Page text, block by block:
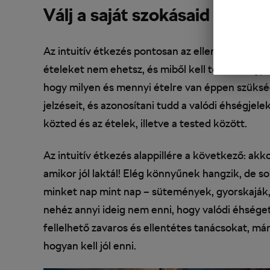
Válj a saját szokásaid
Az intuitív étkezés pontosan az ellentétje a
ételeket nem ehetsz, és miből kell többet
hogy milyen és mennyi ételre van éppen
jelzéseit, és azonosítani tudd a valódi
közted és az ételek, illetve a tested között.
Az intuitív étkezés alappillére a következő:
amikor jól laktál! Elég könnyűnek hangzik, de
minket nap mint nap – sütemények,
nehéz annyi ideig nem enni, hogy valódi
fellelhető zavaros és ellentétes tanácsokat,
hogyan kell jól enni.